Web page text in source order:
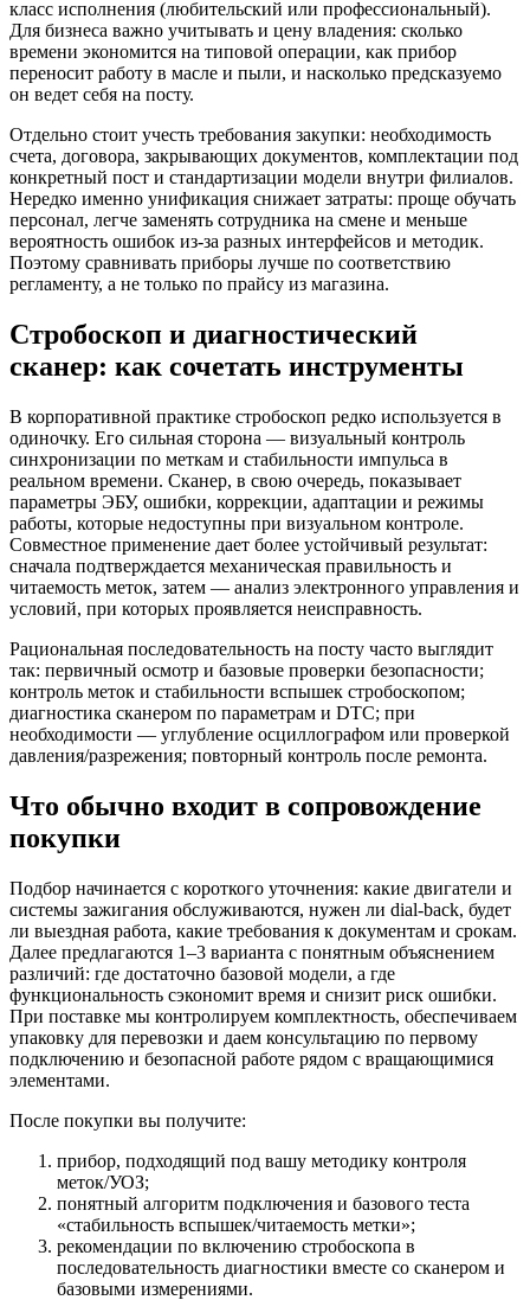
класс исполнения (любительский или профессиональный).
Для бизнеса важно учитывать и цену владения: сколько
времени экономится на типовой операции, как прибор
переносит работу в масле и пыли, и насколько предсказуемо
он ведет себя на посту.
Отдельно стоит учесть требования закупки: необходимость
счета, договора, закрывающих документов, комплектации под
конкретный пост и стандартизации модели внутри филиалов.
Нередко именно унификация снижает затраты: проще обучать
персонал, легче заменять сотрудника на смене и меньше
вероятность ошибок из-за разных интерфейсов и методик.
Поэтому сравнивать приборы лучше по соответствию
регламенту, а не только по прайсу из магазина.
Стробоскоп и диагностический
сканер: как сочетать инструменты
В корпоративной практике стробоскоп редко используется в
одиночку. Его сильная сторона — визуальный контроль
синхронизации по меткам и стабильности импульса в
реальном времени. Сканер, в свою очередь, показывает
параметры ЭБУ, ошибки, коррекции, адаптации и режимы
работы, которые недоступны при визуальном контроле.
Совместное применение дает более устойчивый результат:
сначала подтверждается механическая правильность и
читаемость меток, затем — анализ электронного управления и
условий, при которых проявляется неисправность.
Рациональная последовательность на посту часто выглядит
так: первичный осмотр и базовые проверки безопасности;
контроль меток и стабильности вспышек стробоскопом;
диагностика сканером по параметрам и DTC; при
необходимости — углубление осциллографом или проверкой
давления/разрежения; повторный контроль после ремонта.
Что обычно входит в сопровождение
покупки
Подбор начинается с короткого уточнения: какие двигатели и
системы зажигания обслуживаются, нужен ли dial-back, будет
ли выездная работа, какие требования к документам и срокам.
Далее предлагаются 1–3 варианта с понятным объяснением
различий: где достаточно базовой модели, а где
функциональность сэкономит время и снизит риск ошибки.
При поставке мы контролируем комплектность, обеспечиваем
упаковку для перевозки и даем консультацию по первому
подключению и безопасной работе рядом с вращающимися
элементами.
После покупки вы получите:
прибор, подходящий под вашу методику контроля
меток/УОЗ;
понятный алгоритм подключения и базового теста
«стабильность вспышек/читаемость метки»;
рекомендации по включению стробоскопа в
последовательность диагностики вместе со сканером и
базовыми измерениями.